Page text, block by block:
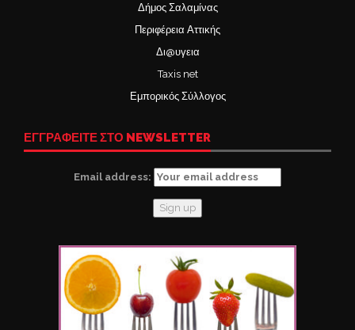
Δήμος Σαλαμίνας
Περιφέρεια Αττικής
Δι@υγεια
Taxis net
Εμπορικός Σύλλογος
ΕΓΓΡΑΦΕΙΤΕ ΣΤΟ NEWSLETTER
Email address: